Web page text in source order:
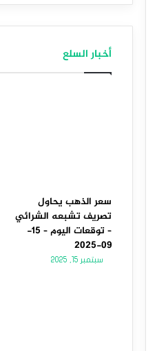
أخبار السلع
سعر الذهب يحاول
تصريف تشبعه الشرائي
– توقعات اليوم – 15-
09-2025
سبتمبر 15, 2025